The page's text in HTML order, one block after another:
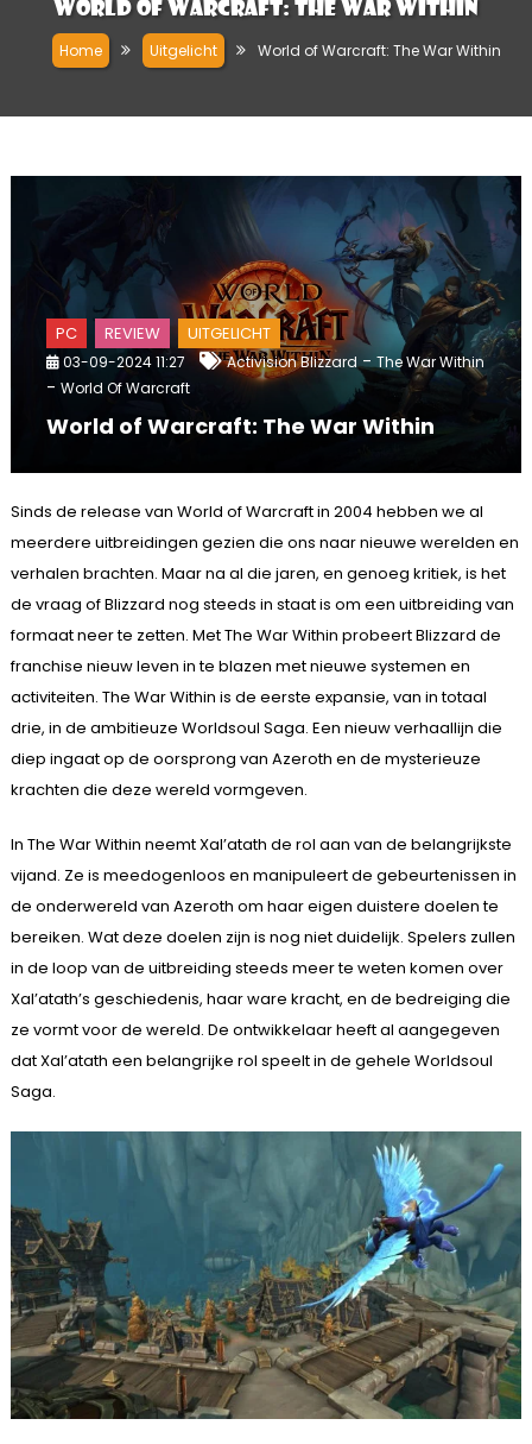
World of Warcraft: The War Within
Home Uitgelicht World of Warcraft: The War Within
PC REVIEW UITGELICHT
03-09-2024 11:27 Activision Blizzard-The War Within
- World Of Warcraft
World of Warcraft: The War Within
Sinds de release van World of Warcraft in 2004 hebben we al
meerdere uitbreidingen gezien die ons naar nieuwe werelden en
verhalen brachten. Maar na al die jaren, en genoeg kritiek, is het
de vraag of Blizzard nog steeds in staat is om een uitbreiding van
formaat neer te zetten. Met The War Within probeert Blizzard de
franchise nieuw leven in te blazen met nieuwe systemen en
activiteiten. The War Within is de eerste expansie, van in totaal
drie, in de ambitieuze Worldsoul Saga. Een nieuw verhaallijn die
diep ingaat op de oorsprong van Azeroth en de mysterieuze
krachten die deze wereld vormgeven.
In The War Within neemt Xal’atath de rol aan van de belangrijkste
vijand. Ze is meedogenloos en manipuleert de gebeurtenissen in
de onderwereld van Azeroth om haar eigen duistere doelen te
bereiken. Wat deze doelen zijn is nog niet duidelijk. Spelers zullen
in de loop van de uitbreiding steeds meer te weten komen over
Xal’atath’s geschiedenis, haar ware kracht, en de bedreiging die
ze vormt voor de wereld. De ontwikkelaar heeft al aangegeven
dat Xal’atath een belangrijke rol speelt in de gehele Worldsoul
Saga.